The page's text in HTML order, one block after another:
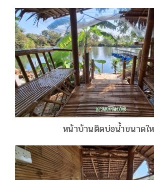
หน้าบ้านติดบ่อน้ำขนาด